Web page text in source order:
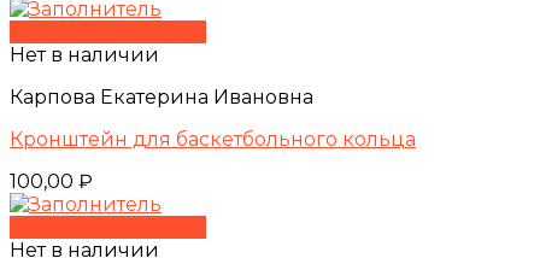
Нет в наличии
Карпова Екатерина Ивановна
Кронштейн для баскетбольного кольца
100,00 ₽
Нет в наличии